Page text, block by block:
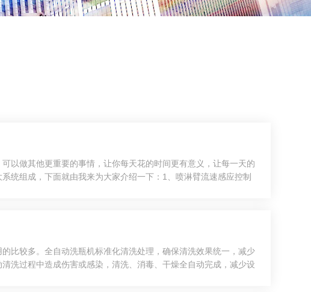
以做其他更重要的事情，让你每天花的时间更有意义，让每一天的
统组成，下面就由我来为大家介绍一下：1、喷淋臂流速感应控制
比较多。全自动洗瓶机标准化清洗处理，确保清洗效果统一，减少
洗过程中造成伤害或感染，清洗、消毒、干燥全自动完成，减少设